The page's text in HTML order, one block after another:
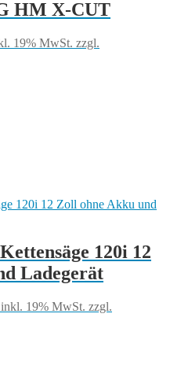
HM X-CUT
19% MwSt. zzgl.
120i 12
Ladegerät
inkl. 19% MwSt. zzgl.